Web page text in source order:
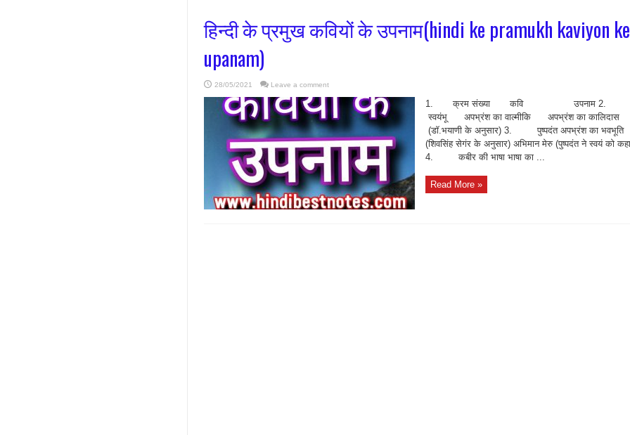
हिन्दी के प्रमुख कवियों के उपनाम(hindi ke pramukh kaviyon ke
upanam)
28/05/2021 Leave a comment
1. क्रम संख्या कवि उपनाम
स्वयंभू अपभ्रंश का वाल्मीकि अपभ्रंश का कालिदास
(डॉ.भयाणी के अनुसार) 3. पुष्पदंत अपभ्रंश का भवभूति
(शिवसिंह सेगंर के अनुसार) अभिमान मेरु (पुष्पदंत ने स्वयं को
4. कबीर की भाषा भाषा का ...
Read More »